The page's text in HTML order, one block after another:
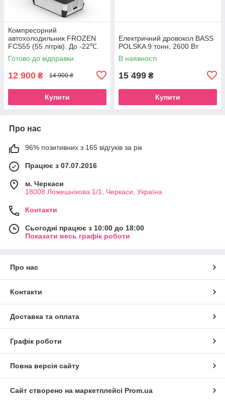
Компресорний
автохолодильник FROZEN
FCS55 (55 літрів). До -22℃.
Живлення 12, 24, 220 вольт
Готово до відправки
12 900 ₴ 14 900 ₴
Купити
Електричний дровокол BASS
POLSKA 9 тонн, 2600 Вт
В наявності
15 499 ₴
Купити
Про нас
96% позитивних з 165 відгуків за рік
Працює з 07.07.2016
м. Черкаси
18008 Ложешнікова 1/1, Черкаси, Україна
Контакти
Сьогодні працює з 10:00 до 18:00
Показати весь графік роботи
Про нас
Контакти
Доставка та оплата
Графік роботи
Повна версія сайту
Сайт створено на маркетплейсі Prom.ua